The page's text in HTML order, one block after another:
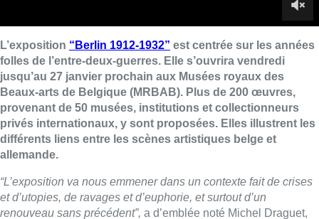
a d’emblée noté Michel Draguet,
directeur général des MRBAB, lors d’une conférence de
presse. L’événement se veut aussi, dit-il, une réflexion sur le
passé “dont les musées sont les gardiens”.
Otto Dix, Raoul Hausmann, Ernst Ludwig Kirchner ou encore
Kasimir Malevitch sont autant d’artistes exposés pour mettre en
avant “la transformation sans précédent” que vit la métropole à
cette époque, traversée par les bouleversements sociaux,
politiques et technologiques de l’après-guerre.
“C’est une période de foisonnement artistique à Berlin, où
semblent ouverts tous les champs du possible”,se réjouit la